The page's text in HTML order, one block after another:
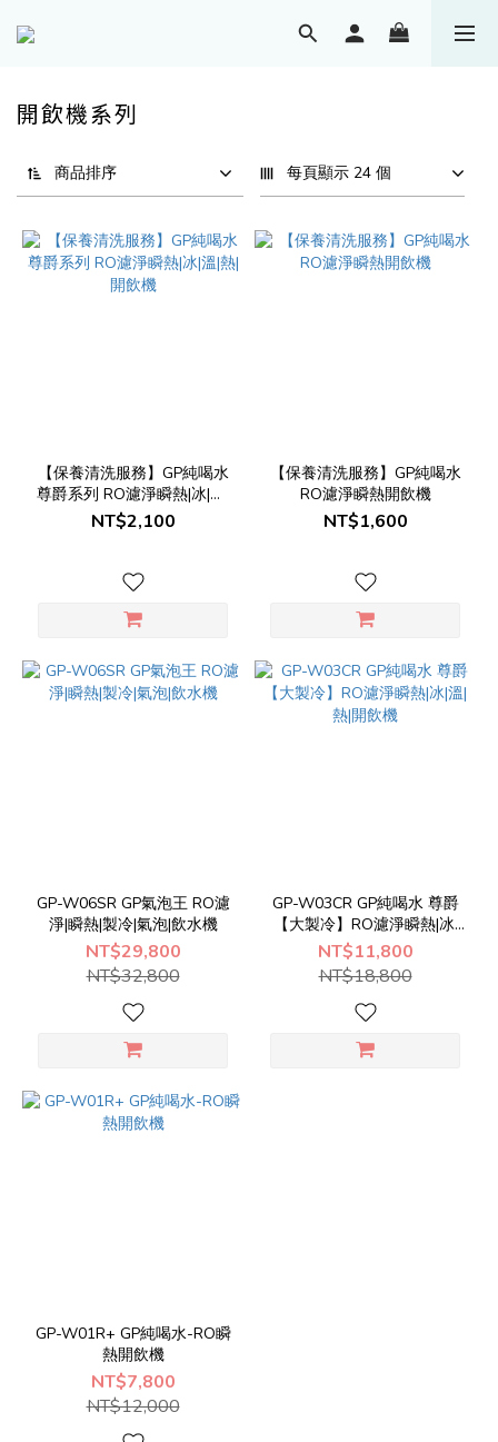
開飲機系列
商品排序 每頁顯示 24 個
【保養清洗服務】GP純喝水
尊爵系列 RO濾淨瞬熱|冰|溫|
熱|開飲機
NT$2,100
【保養清洗服務】GP純喝水
RO濾淨瞬熱開飲機
NT$1,600
GP-W06SR GP氣泡王 RO濾
淨|瞬熱|製冷|氣泡|飲水機
NT$29,800
NT$32,800
GP-W03CR GP純喝水 尊爵
【大製冷】RO濾淨瞬熱|冰|
溫|熱|開飲機
NT$11,800
NT$18,800
GP-W01R+ GP純喝水-RO瞬
熱開飲機
NT$7,800
NT$12,000